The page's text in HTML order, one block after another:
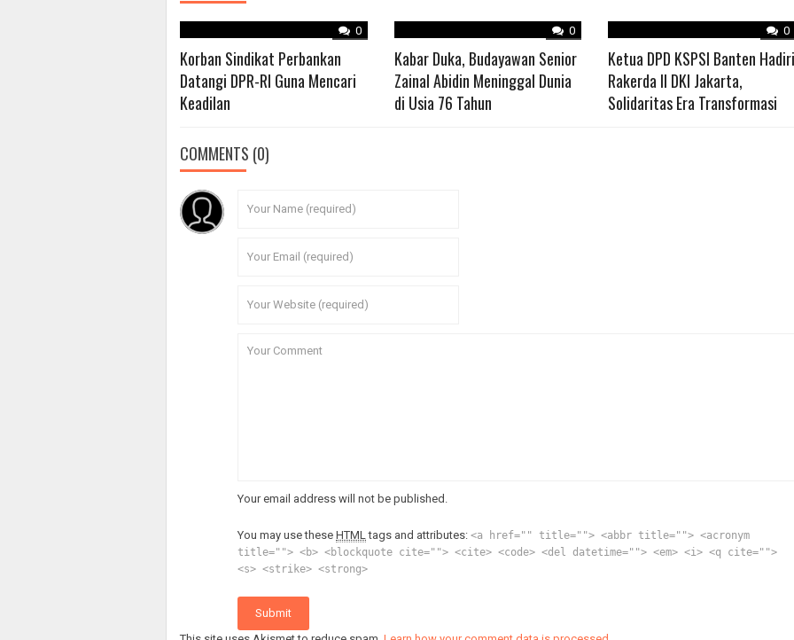
0
Korban Sindikat Perbankan
Datangi DPR-RI Guna Mencari
Keadilan
0
Kabar Duka, Budayawan Senior
Zainal Abidin Meninggal Dunia
di Usia 76 Tahun
0
Ketua DPD KSPSI Banten
Rakerda II DKI Jakarta,
Solidaritas Era Transformasi
COMMENTS (0)
Your email address will not be published.
You may use these HTML tags and attributes: <a href="" title=""> <abbr title=""> <acronym
title=""> <b> <blockquote cite=""> <cite> <code> <del datetime=""> <em> <i> <q cite="">
<s> <strike> <strong>
Submit